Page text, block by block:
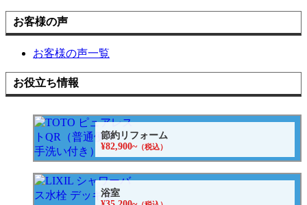
お客様の声
お客様の声一覧
お役立ち情報
節約リフォーム
¥82,900~（税込）
浴室